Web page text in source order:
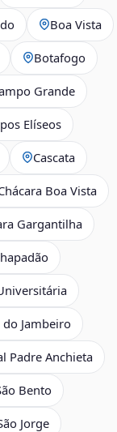
Boa Vista
Botafogo
Grande
Elíseos
Cascata
Boa Vista
Gargantilha
do Jambeiro
Padre Anchieta
Bento
Jorge